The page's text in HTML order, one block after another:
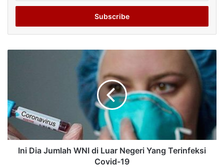
Email
Ini Dia Jumlah WNI di Luar Negeri Yang Terinfeksi
Covid-19